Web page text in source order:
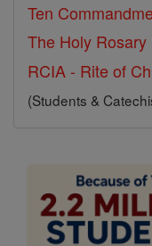
Ten
The Holy Rosary
RCIA - Rite of
(Students &